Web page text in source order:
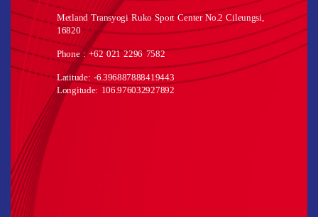
Metland Transyogi Ruko Sport Center No.2 Cileungsi,
16820
Phone : +62 021 2296 7582
Latitude: -6.396887888419443
Longitude: 106.976032927892